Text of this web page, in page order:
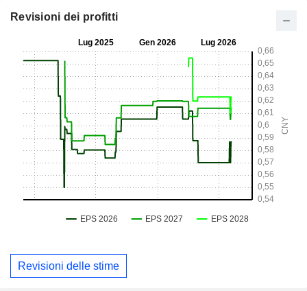
Revisioni dei profitti
Revisioni delle stime